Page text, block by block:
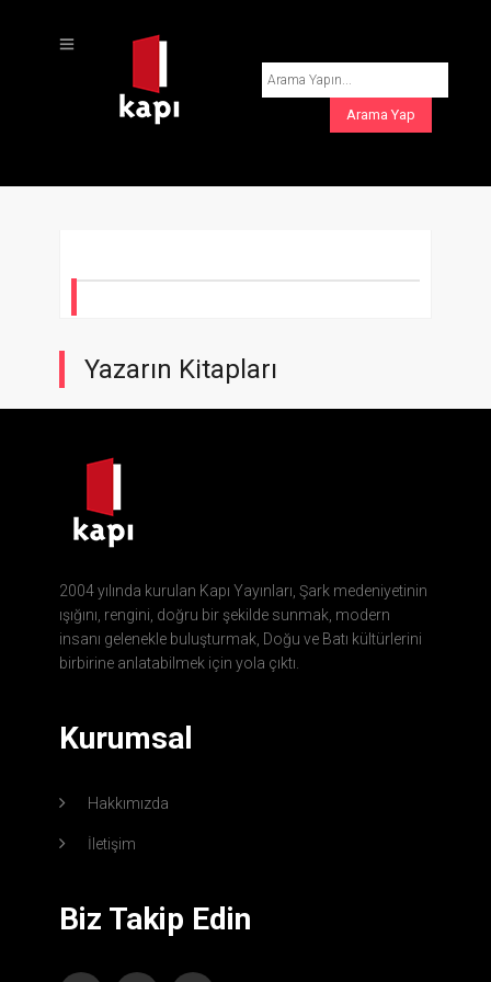
Yazarın Kitapları
2004 yılında kurulan Kapı Yayınları, Şark medeniyetinin
ışığını, rengini, doğru bir şekilde sunmak, modern
insanı gelenekle buluşturmak, Doğu ve Batı kültürlerini
birbirine anlatabilmek için yola çıktı.
Kurumsal
Hakkımızda
İletişim
Biz Takip Edin